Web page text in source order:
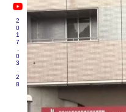
2017.03.28